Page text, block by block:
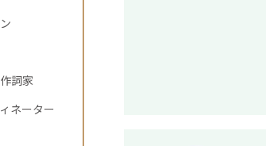
詞家
ネーター